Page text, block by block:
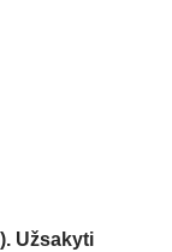
Užsakyti